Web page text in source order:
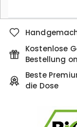
Kostenlose
Bestellung
Beste
die Dose